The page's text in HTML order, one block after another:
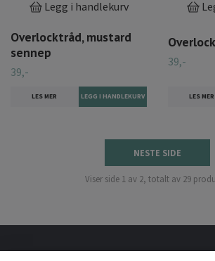
Legg i handlekurv
Overlocktråd, mustard
sennep
39,-
LES MER
39,-
LES MER
NESTE SIDE
Viser side 1 av 2, totalt av 29